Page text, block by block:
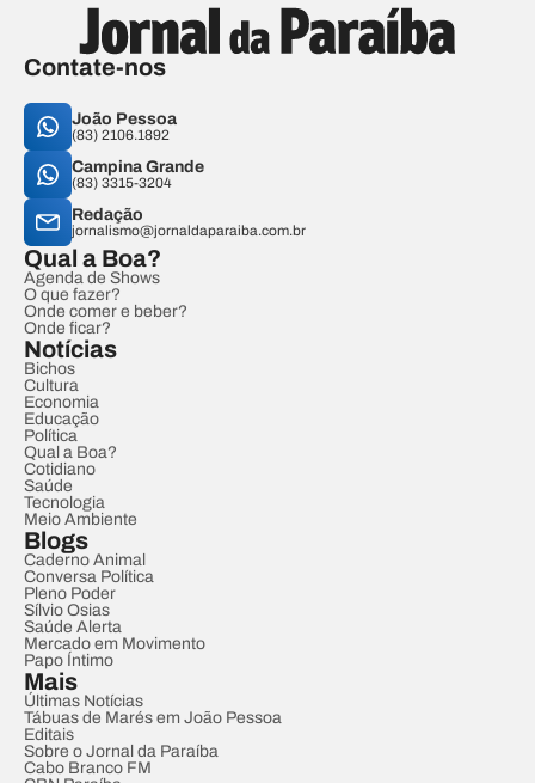
Contate-nos
João Pessoa
(83) 2106.1892
Campina Grande
(83) 3315-3204
Redação
jornalismo@jornaldaparaiba.com.br
Qual a Boa?
Agenda de Shows
O que fazer?
Onde comer e beber?
Onde ficar?
Notícias
Bichos
Cultura
Economia
Educação
Política
Qual a Boa?
Cotidiano
Saúde
Tecnologia
Meio Ambiente
Blogs
Caderno Animal
Conversa Política
Pleno Poder
Sílvio Osias
Saúde Alerta
Mercado em Movimento
Papo Íntimo
Mais
Últimas Notícias
Tábuas de Marés em João Pessoa
Editais
Sobre o Jornal da Paraíba
Cabo Branco FM